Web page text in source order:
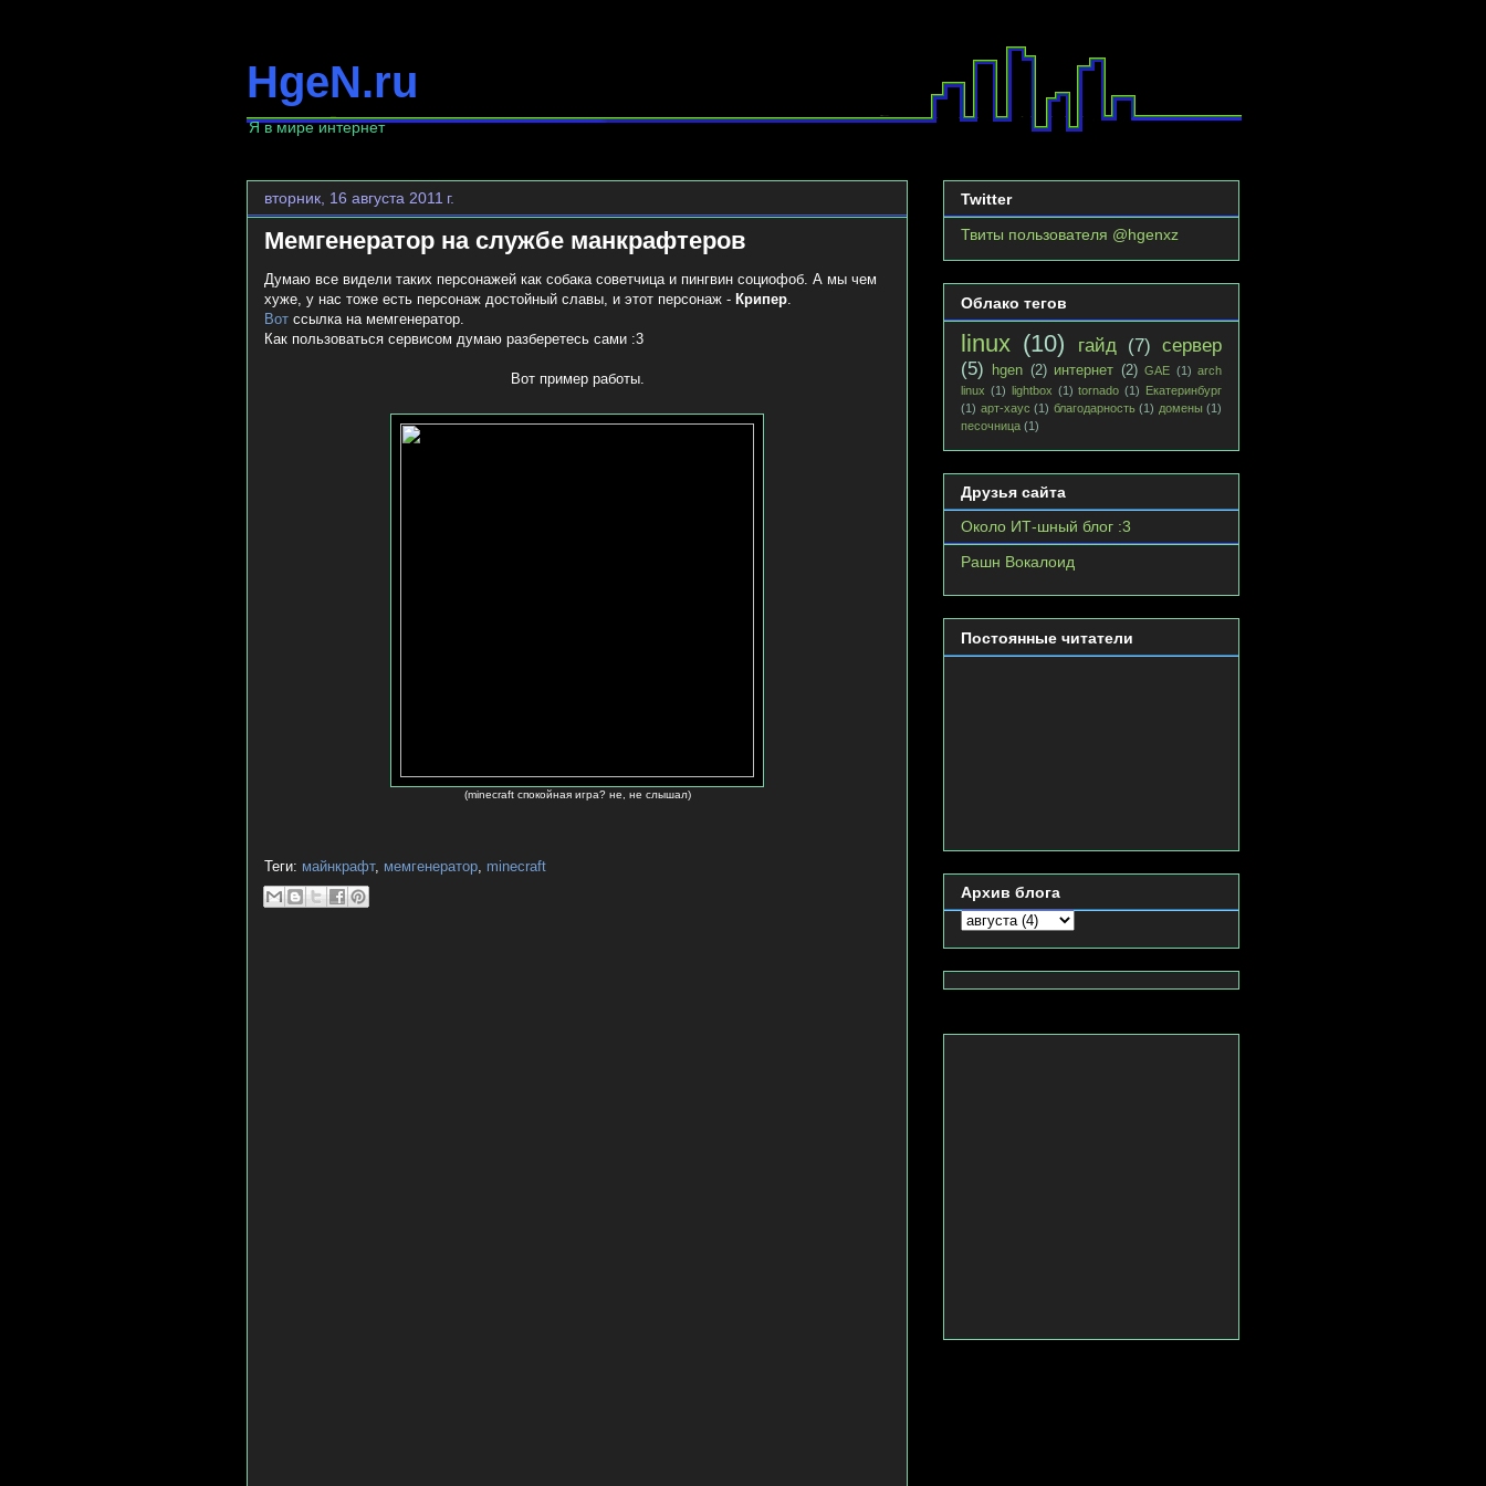
HgeN.ru
Я в мире интернет
вторник, 16 августа 2011 г.
Мемгенератор на службе манкрафтеров
Думаю все видели таких персонажей как собака советчица и пингвин социофоб. А мы чем
хуже, у нас тоже есть персонаж достойный славы, и этот персонаж - Крипер.
Вот ссылка на мемгенератор.
Как пользоваться сервисом думаю разберетесь сами :3
Вот пример работы.
(minecraft спокойная игра? не, не слышал)
Теги: майнкрафт, мемгенератор, minecraft
Twitter
Твиты пользователя @hgenxz
Облако тегов
linux (10) гайд (7) сервер
(5)
hgen (2) интернет (2) GAE (1) arch
linux (1) lightbox (1) tornado (1) Екатеринбург
(1) арт-хаус (1) благодарность (1) домены (1)
песочница (1)
Друзья сайта
Около ИТ-шный блог :3
Рашн Вокалоид
Постоянные читатели
Архив блога